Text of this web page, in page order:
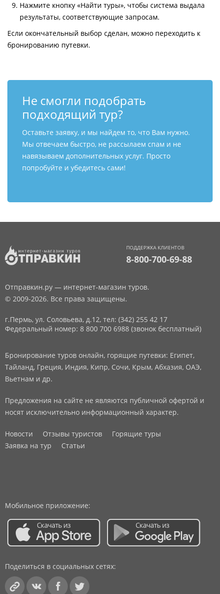
Нажмите кнопку «Найти туры», чтобы система выдала
результаты, соответствующие запросам.
Если окончательный выбор сделан, можно переходить к
бронированию путевки.
Не смогли подобрать
подходящий тур?
Оставьте заявку, и мы найдем то, что Вам нужно.
Мы отвечаем быстро, не рассылаем спам и не
навязываем дополнительных услуг. Просто
попробуйте и убедитесь сами!
ПОДДЕРЖКА КЛИЕНТОВ
8-800-700-69-88
Отправкин.ру — интернет-магазин туров.
© 2009-2026. Все права защищены.
г.Пермь, ул. Соловьева, д.12, тел: (342) 255 42 17
Федеральный номер: 8 800 700 6988 (звонок бесплатный)
Бронирование туров онлайн, горящие путевки: Египет,
Тайланд, Греция, Индия, Кипр, Сочи, Крым, Абхазия, ОАЭ,
Вьетнам и др.
Предложения на сайте не являются публичной офертой и
носят исключительно информационный характер.
Новости Отзывы туристов
Горящие туры
Заявка на тур
Статьи
Мобильное приложение:
Поделиться в социальных сетях: